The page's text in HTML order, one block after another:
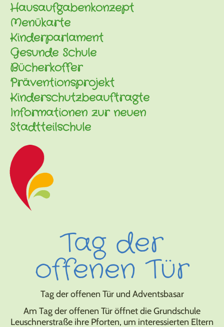
Hausaufgabenkonzept
Menükarte
Kinderparlament
Gesunde Schule
Bücherkoffer
Präventionsprojekt
Kinderschutzbeauftragte
Informationen zur neuen
Stadtteilschule
Tag der
offenen Tür
Tag der offenen Tür und Adventsbasar
Am Tag der offenen Tür öffnet die Grundschule
Leuschnerstraße ihre Pforten, um interessierten Eltern